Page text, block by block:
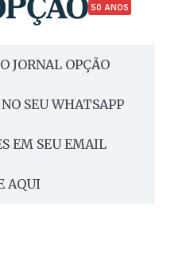
50 ANOS
JORNAL OPÇÃO
SEU WHATSAPP
EM SEU EMAIL
AQUI